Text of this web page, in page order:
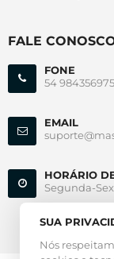
FALE
FONE
54 984356975
EMAIL
HORÁRIO
Segunda-
SUA
Nós